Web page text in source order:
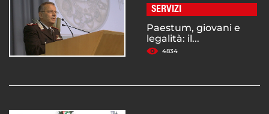
SERVIZI
Paestum, giovani e
legalità: il...
4834